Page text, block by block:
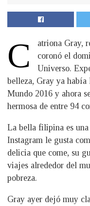
C
atriona Gray,
coronó el
Universo.
belleza, Gray ya
Mundo 2016 y ahora
hermosa de entre 94
La bella filipina es una
Instagram le gusta
delicia que come, su
viajes alrededor del
pobreza.
Gray ayer dejó muy